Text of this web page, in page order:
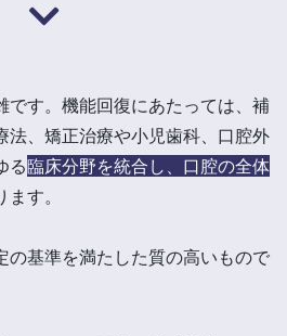
です。機能回復にあたっては、補
法、矯正治療や小児歯科、口腔外
る臨床分野を統合し、口腔の全体
ます。
の基準を満たした質の高いもので